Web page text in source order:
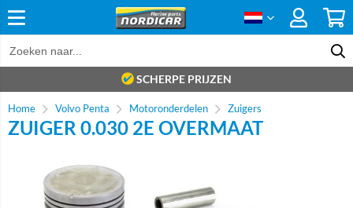
SCHERPE PRIJZEN
Home Volvo Penta Motoronderdelen Zuigers
ZUIGER 0.030 2E OVERMAAT